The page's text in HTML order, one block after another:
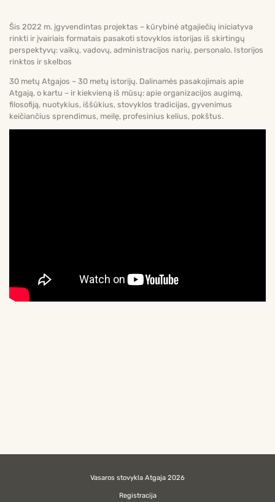
Šis 2022 m. įgyvendintas projektas – kūrybinė atgajiečių iniciatyva
rinkti ir įvairiais formatais pasakoti stovyklos istorijas iš skirtingų
perspektyvų: vaikų, vadovų, administracijos narių, personalo. Istorijos
rinktos ir skelbos
30 metų Atgajos – 30 metų istorijų. Dalinamės pasakojimais apie
Atgają, o kartu – ir kiekvieną iš mūsų: apie organizacijos augimą,
filosofiją, nuotykius, iššūkius, stovyklos tradicijas, gyvenimus
keičiančius sprendimus, meilę, profesinius kelius, pokštus.
Vasaros stovykla Atgaja 2026
Registracija